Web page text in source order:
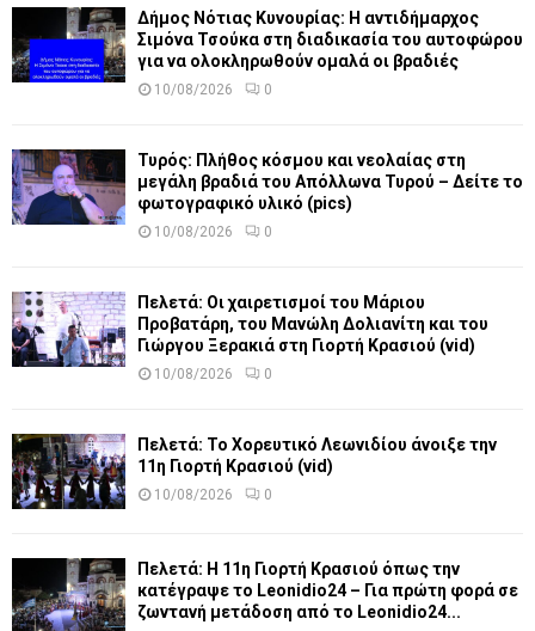
Δήμος Νότιας Κυνουρίας: Η αντιδήμαρχος
Σιμόνα Τσούκα στη διαδικασία του αυτοφώρου
για να ολοκληρωθούν ομαλά οι βραδιές
10/08/2026 0
Τυρός: Πλήθος κόσμου και νεολαίας στη
μεγάλη βραδιά του Απόλλωνα Τυρού – Δείτε το
φωτογραφικό υλικό (pics)
10/08/2026 0
Πελετά: Οι χαιρετισμοί του Μάριου
Προβατάρη, του Μανώλη Δολιανίτη και του
Γιώργου Ξερακιά στη Γιορτή Κρασιού (vid)
10/08/2026 0
Πελετά: Το Χορευτικό Λεωνιδίου άνοιξε την
11η Γιορτή Κρασιού (vid)
10/08/2026 0
Πελετά: Η 11η Γιορτή Κρασιού όπως την
κατέγραψε το Leonidio24 – Για πρώτη φορά σε
ζωντανή μετάδοση από το Leonidio24...